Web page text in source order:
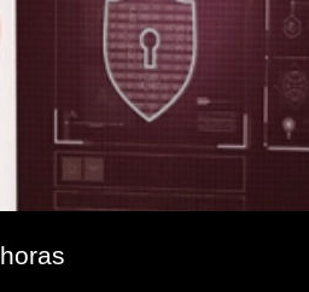
moderniza la normativa Europea
se convierte en fundamental su
dicha normativa, indispensable